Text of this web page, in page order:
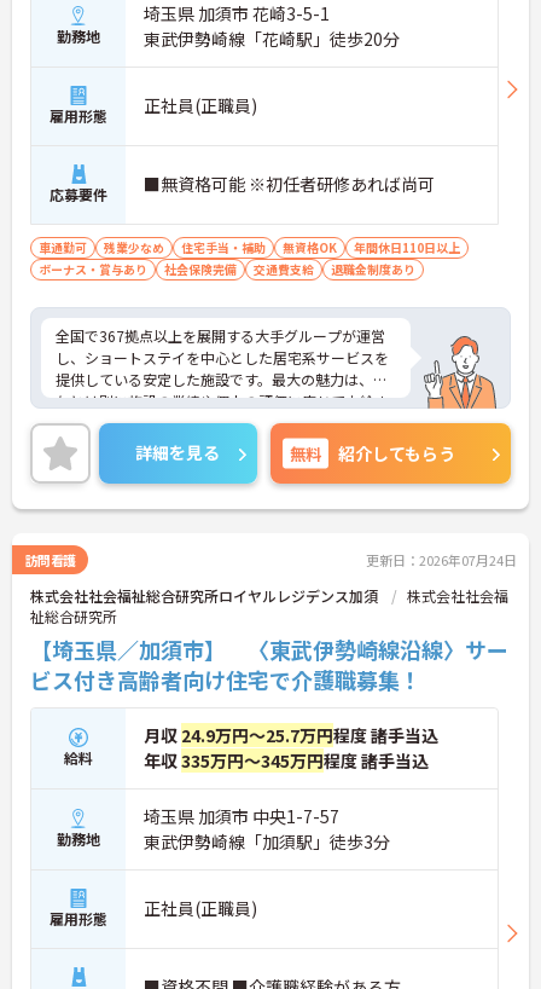
期待できます。
見込めます】
・賞与年2回に加え、施設運営への貢献やチームワ
ークを評価する特別報酬が支給される仕組みがあり
・目に見える形で日々の努力がしっかりと還元され
ることで、高いモチベーションを保ちながら将来的
【自分らしいスタイルを大切にしながら、無理のな
いペースで働けます】
ないため、ご自身の個性を尊重した働き方を叶えら
れます。
・月平均残業時間が少なく、年間17日のリフレッシ
ュ休暇も取得できる環境で、心身のゆとりを維持で
きます。
【手厚い資格取得支援や継続雇用制度で、将来の安
心感が得られます】
されているため、働きながら着実に認知症ケアの専
・65歳の定年後も70歳まで勤務可能な再雇用制度が
続けることが可能です。
勤務地
埼玉県 加須市 花崎3-5-1
東武伊勢崎線「花崎駅」徒歩20分
雇用形態 正社員(正職員)
応募要件 ■無資格可能 ※初任者研修あれば尚可
車通勤可 残業少なめ 住宅手当・補助 無資格OK
年間休日110日以上
ボーナス・賞与あり
社会保険完備 交通費支給 退職金制度あり
全国で367拠点以上を展開する大手グループが運営
し、ショートステイを中心とした居宅系サービスを
提供している安定した施設です。最大の魅力は、賞
与とは別に施設の業績や個人の評価に応じて支給さ
れる独自の特別報酬制度です。日々の頑張りやチー
ムへの貢献が直接収入に反映される非常にやりがい
のある環境が整っています。また、毎朝の情報共有
ミーティングを通じてスタッフ同士の連携が強化さ
れており、平均勤続年数7.2年という高い定着率を実
間内に研修を受講できるなど教育体制も充実してい
るため、介護職からケアマネジャーや管理職への着
実なステップアップが期待できます。定年65歳・再
雇用70歳までの継続雇用制度も完備されており、ご
自身らしさを大切にしながら大手ならではの安定基
盤のもとで末永くご活躍いただけます。
★おすすめPOINT★
【特別報酬制度で、収入アップが期待できます 】
・施設の業績や個人の評価に応じて賞与とは別に支
給される特別報酬制度があり、日々の頑張りが直接
収入として還元されます。
・業務への取り組みやチームへの貢献度が公正に評
価される仕組みにより、高いモチベーションを維持
【毎朝のミーティングで情報共有を徹底し、職種の
垣根を超えて協力し合える環境です】
・スタッフ全員で毎朝お客様の体調や業務連絡を丁
寧に共有することで、チーム全体でスムーズに連携
詳細を見る 無料 紹介してもらう
訪問看護 更新日：2026年07月24日
株式会社社会福祉総合研究所ロイヤルレジデンス加須
株式会社社会福
祉総合研究所
【埼玉県／加須市】 〈東武伊勢崎線沿線〉サー
ビス付き高齢者向け住宅で介護職募集！
給料
月収 24.9万円～25.7万円程度 諸手当込
年収335万円～345万円程度 諸手当込
勤務地
埼玉県 加須市 中央1-7-57
東武伊勢崎線「加須駅」徒歩3分
雇用形態 正社員(正職員)